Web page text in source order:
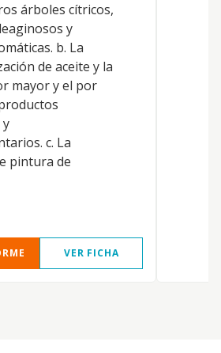
árboles cítricos,
y
b. La
de aceite y la
mayor y el por
y
c. La
pintura de
VER FICHA